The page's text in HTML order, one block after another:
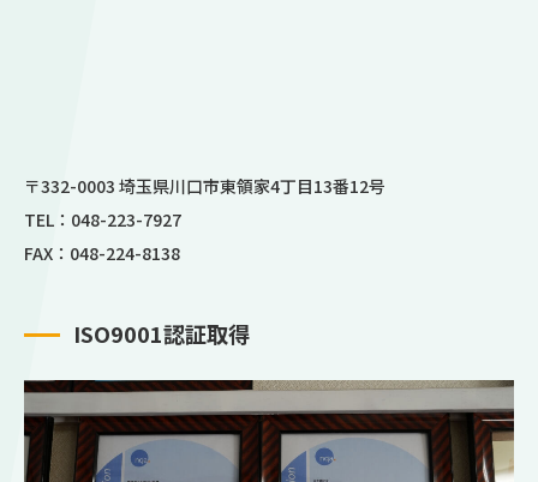
〒332-0003 埼玉県川口市東領家4丁目13番12号
TEL：048-223-7927
FAX：048-224-8138
ISO9001認証取得